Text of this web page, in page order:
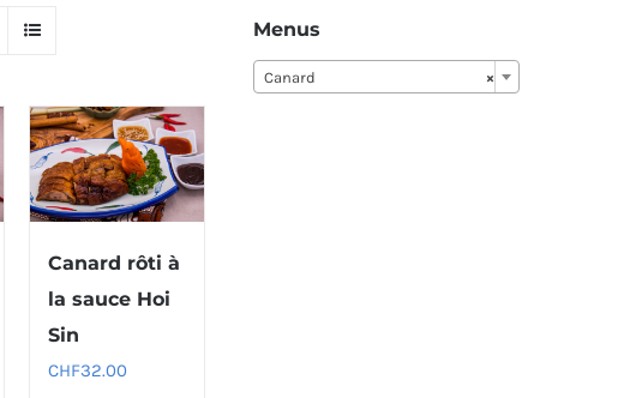
Canard rôti à
la sauce Hoi
Sin
CHF32.00
Menus
×
Canard